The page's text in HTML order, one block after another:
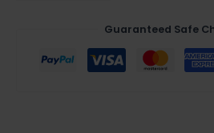
Guaranteed Safe